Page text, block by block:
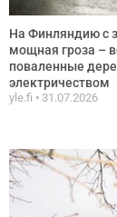
На Финляндию с
мощная гроза –
поваленные
электричеством
yle.fi 31.07.2026